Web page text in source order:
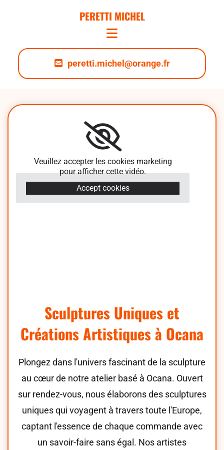
PERETTI MICHEL
peretti.michel@orange.fr
Veuillez accepter les cookies marketing
pour afficher cette vidéo.
Accept cookies
Sculptures Uniques et
Créations Artistiques à Ocana
Plongez dans l'univers fascinant de la sculpture
au cœur de notre atelier basé à Ocana. Ouvert
sur rendez-vous, nous élaborons des sculptures
uniques qui voyagent à travers toute l'Europe,
captant l'essence de chaque commande avec
un savoir-faire sans égal. Nos artistes